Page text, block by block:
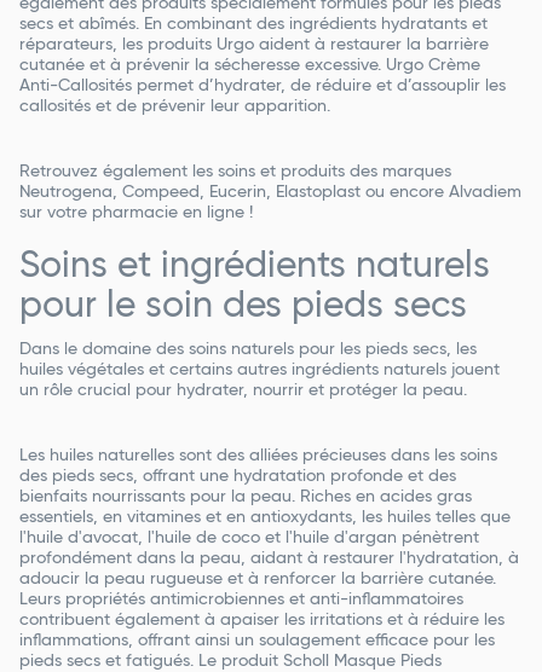
également des produits spécialement formulés pour les pieds
secs et abîmés. En combinant des ingrédients hydratants et
réparateurs, les produits Urgo aident à restaurer la barrière
cutanée et à prévenir la sécheresse excessive. Urgo Crème
Anti-Callosités permet d’hydrater, de réduire et d’assouplir les
callosités et de prévenir leur apparition.
Retrouvez également les soins et produits des marques
Neutrogena, Compeed, Eucerin, Elastoplast ou encore Alvadiem
sur votre pharmacie en ligne !
Soins et ingrédients naturels
pour le soin des pieds secs
Dans le domaine des soins naturels pour les pieds secs, les
huiles végétales et certains autres ingrédients naturels jouent
un rôle crucial pour hydrater, nourrir et protéger la peau.
Les huiles naturelles sont des alliées précieuses dans les soins
des pieds secs, offrant une hydratation profonde et des
bienfaits nourrissants pour la peau. Riches en acides gras
essentiels, en vitamines et en antioxydants, les huiles telles que
l'huile d'avocat, l'huile de coco et l'huile d'argan pénètrent
profondément dans la peau, aidant à restaurer l'hydratation, à
adoucir la peau rugueuse et à renforcer la barrière cutanée.
Leurs propriétés antimicrobiennes et anti-inflammatoires
contribuent également à apaiser les irritations et à réduire les
inflammations, offrant ainsi un soulagement efficace pour les
pieds secs et fatigués. Le produit Scholl Masque Pieds